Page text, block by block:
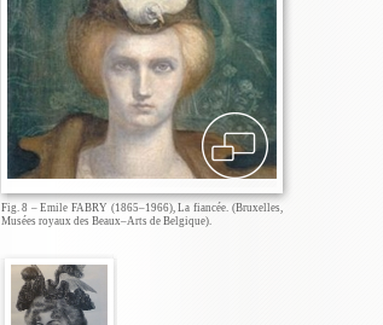
Fig. 8 – Emile FABRY (1865–1966), La fiancée. (Bruxelles,
Musées royaux des Beaux–Arts de Belgique).